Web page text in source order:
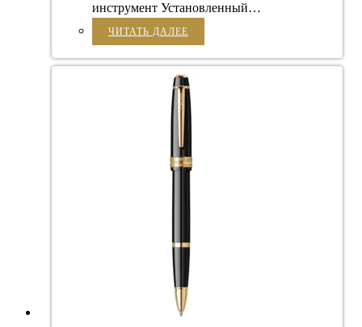
инструмент Установленный…
ЧИТАТЬ ДАЛЕЕ